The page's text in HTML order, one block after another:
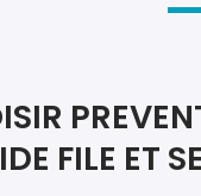
FILE ET